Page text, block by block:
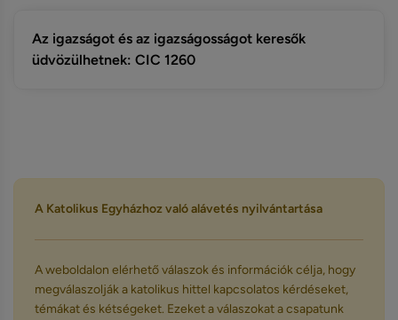
Az igazságot és az igazságosságot keresők
üdvözülhetnek: CIC 1260
A Katolikus Egyházhoz való alávetés nyilvántartása
A weboldalon elérhető válaszok és információk célja, hogy
megválaszolják a katolikus hittel kapcsolatos kérdéseket,
témákat és kétségeket. Ezeket a válaszokat a csapatunk